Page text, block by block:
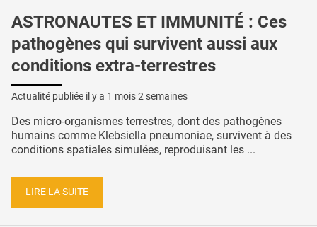
ASTRONAUTES ET IMMUNITÉ : Ces
pathogènes qui survivent aussi aux
conditions extra-terrestres
Actualité publiée il y a 1 mois 2 semaines
Des micro-organismes terrestres, dont des pathogènes
humains comme Klebsiella pneumoniae, survivent à des
conditions spatiales simulées, reproduisant les ...
LIRE LA SUITE